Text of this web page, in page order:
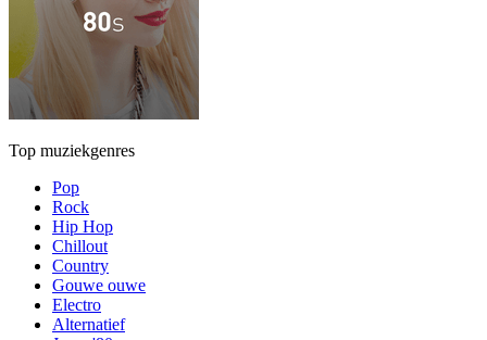
Top muziekgenres
Pop
Rock
Hip Hop
Chillout
Country
Gouwe ouwe
Electro
Alternatief